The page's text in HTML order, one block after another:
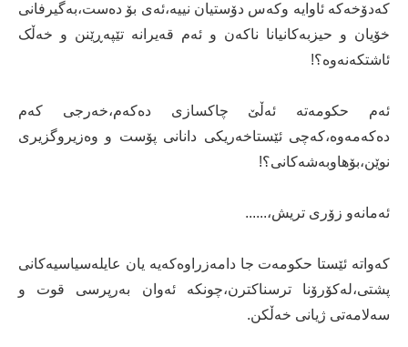
کەدۆخەکە ئاوایە وکەس دۆستیان نییە،ئەی بۆ دەست،بەگیرفانی
خۆیان و حیزبەکانیانا ناکەن و ئەم قەیرانە تێپەڕێنن و خەڵک
ئاشتکەنەوە؟!
ئەم حکومەتە ئەڵێ چاکسازی دەکەم،خەرجی کەم
دەکەمەوە،کەچی ئێستاخەریکی دانانی پۆست و وەزیروگزیری
نوێن،بۆهاوبەشەکانی؟!
ئەمانەو زۆری تریش،......
کەواتە ئێستا حکومەت جا دامەزراوەکەیە یان عایلەسیاسیەکانی
پشتی،لەکۆرۆنا ترسناکترن،چونکە ئەوان بەرپرسی قوت و
سەلامەتی ژیانی خەڵکن.